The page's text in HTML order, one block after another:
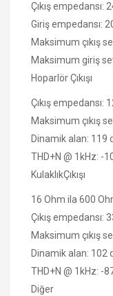
Çıkış empedansı:
Giriş empedansı:
Maksimum çıkış
Maksimum giriş
Hoparlör Çıkışı
Çıkış empedansı:
Maksimum çıkış
Dinamik alan: 119
THD+N @ 1kHz: -
KulaklıkÇıkışı
16 Ohm ila 600
Çıkış empedansı:
Maksimum çıkış
Dinamik alan: 102
THD+N @ 1kHz: -
Diğer